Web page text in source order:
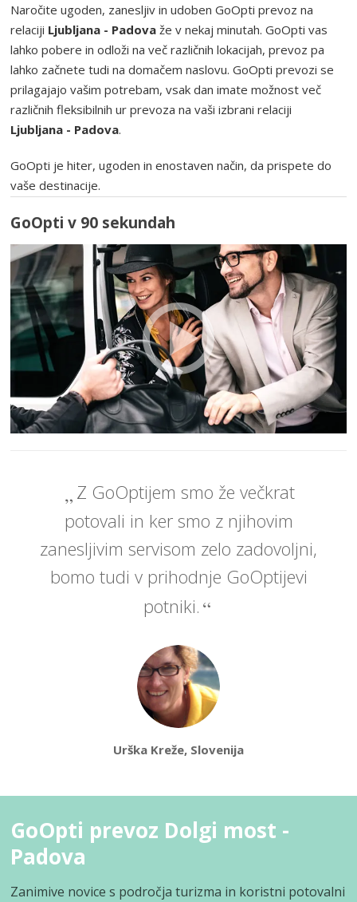
Naročite ugoden, zanesljiv in udoben GoOpti prevoz na
relaciji Ljubljana - Padova že v nekaj minutah. GoOpti vas
lahko pobere in odloži na več različnih lokacijah, prevoz pa
lahko začnete tudi na domačem naslovu. GoOpti prevozi se
prilagajajo vašim potrebam, vsak dan imate možnost več
različnih fleksibilnih ur prevoza na vaši izbrani relaciji
Ljubljana - Padova.
GoOpti je hiter, ugoden in enostaven način, da prispete do
vaše destinacije.
GoOpti v 90 sekundah
Z GoOptijem smo že večkrat
potovali in ker smo z njihovim
zanesljivim servisom zelo zadovoljni,
bomo tudi v prihodnje GoOptijevi
potniki.
Urška Kreže, Slovenija
GoOpti prevoz Dolgi most -
Padova
Zanimive novice s področja turizma in koristni potovalni